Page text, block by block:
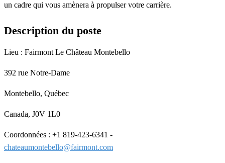
un cadre qui vous amènera à propulser votre carrière.
Description du poste
Lieu : Fairmont Le Château Montebello
392 rue Notre-Dame
Montebello, Québec
Canada, J0V 1L0
Coordonnées : +1 819-423-6341 -
chateaumontebello@fairmont.com